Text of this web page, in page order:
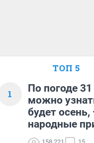
ТОП 5
1
По погоде
можно
будет осень,
народные